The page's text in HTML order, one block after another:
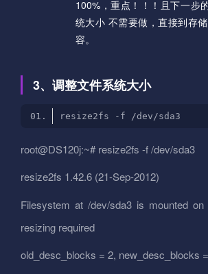
100%，重点！！！且下一步
统大小 不需要做，直接到存
容。
3、调整文件系统大小
root@DS120j:~# resize2fs -f /dev/sda3
resize2fs 1.42.6 (21-Sep-2012)
Filesystem at /dev/sda3 is mounted on
resizing required
old_desc_blocks = 2, new_desc_blocks